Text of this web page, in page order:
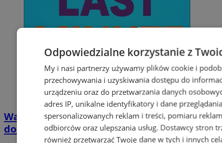
Wakacyjny wypoczynek nad Bałtykiem w
domkach Szmaragdowe Morze
Odpowiedzialne korzystanie z
My i nasi partnerzy używamy plików cookie i
przechowywania i uzyskiwania dostępu do
urządzeniu oraz do przetwarzania danych
adres IP, unikalne identyfikatory i dane
spersonalizowanych reklam i treści, pomiaru
odbiorców oraz ulepszania usług. Dostawcy stron
również przetwarzać Twoje dane w tych i innych